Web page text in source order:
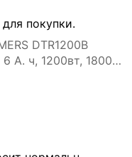
покупки.
DTR1200B
А. ч, 1200вт, 18000